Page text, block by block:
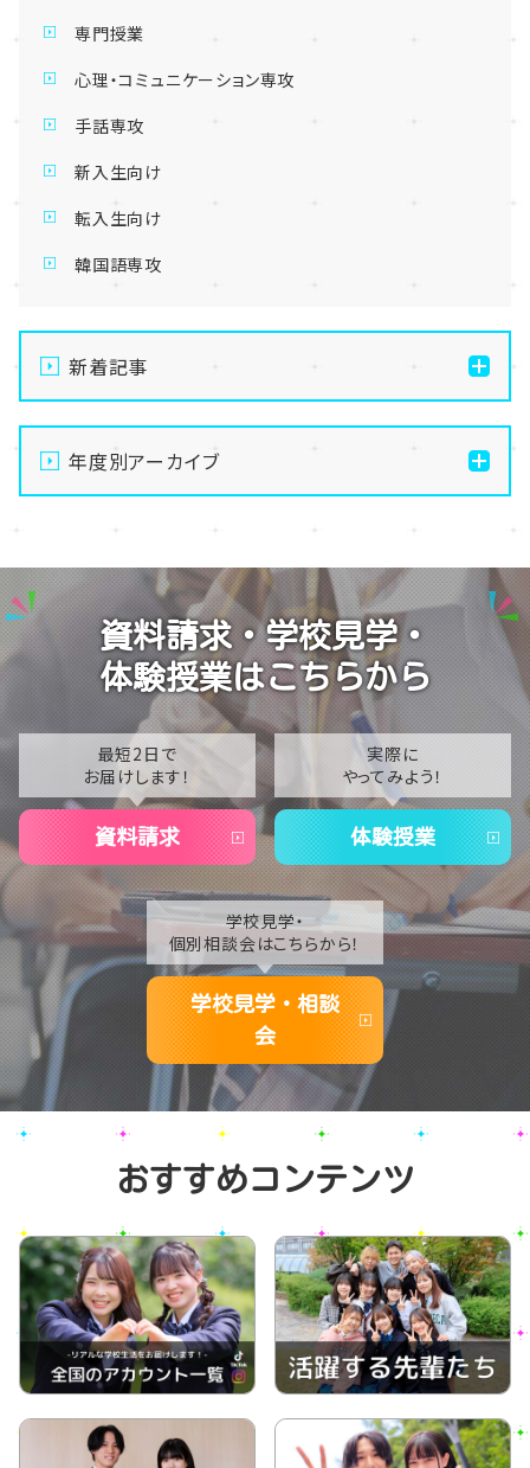
専門授業
心理・コミュニケーション専攻
手話専攻
新入生向け
転入生向け
韓国語専攻
新着記事
【札幌大通】夏祭りまであと8日！お化け屋敷準備👻ビ
ニール袋コーデが大人気！？✨
【札幌大通】夏祭りまであと10日！札幌の通信制高校で
【札幌大通】2025年度の進路実績をご紹介！夢に向か
って羽ばたく先輩たち✨
【札幌大通】オープンキャンパス開催！体験授業で未来
の「好き」を見つけよう♪👋💄
【札幌大通】8月6日(木)に「夏祭り」を開催します！✨🍧
年度別アーカイブ
2025
2024
2023
2021
2020
資料請求・学校見学・
体験授業はこちらから
最短2日で
お届けします！
資料請求
実際に
やってみよう！
体験授業
学校見学・
個別相談会はこちらから！
学校見学・相談
会
おすすめコンテンツ